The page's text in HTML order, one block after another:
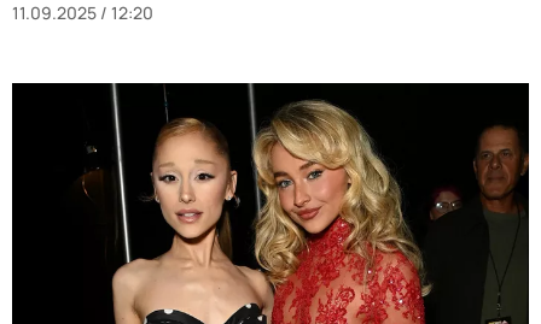
11.09.2025 / 12:20